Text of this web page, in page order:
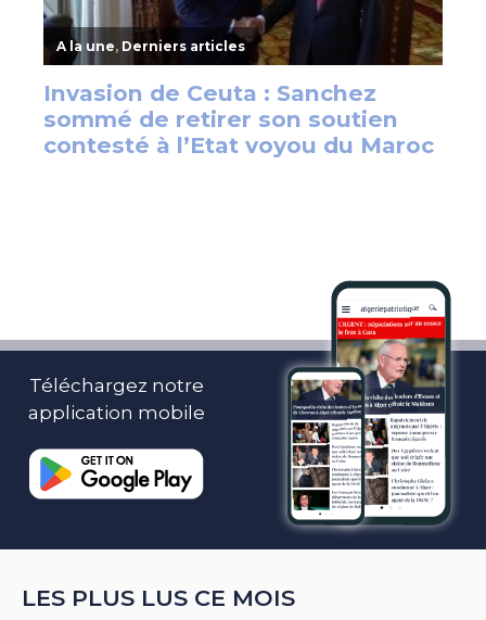
Téléchargez notre
application mobile
LES PLUS LUS CE MOIS